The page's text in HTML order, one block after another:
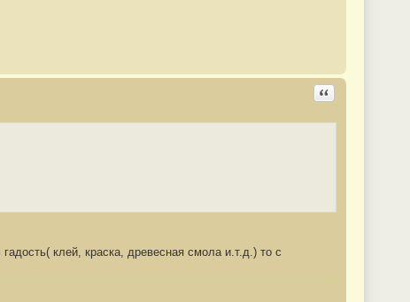
Ответить с
клей, краска, древесная смола и.т.д.) то с